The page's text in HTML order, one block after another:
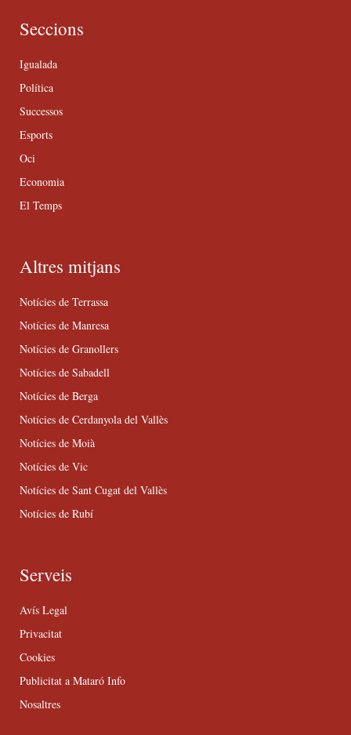
Seccions
Igualada
Política
Successos
Esports
Oci
Economia
El Temps
Altres mitjans
Notícies de Terrassa
Notícies de Manresa
Notícies de Granollers
Notícies de Sabadell
Notícies de Berga
Notícies de Cerdanyola del Vallès
Notícies de Moià
Notícies de Vic
Notícies de Sant Cugat del Vallès
Notícies de Rubí
Serveis
Avís Legal
Privacitat
Cookies
Publicitat a Mataró Info
Nosaltres